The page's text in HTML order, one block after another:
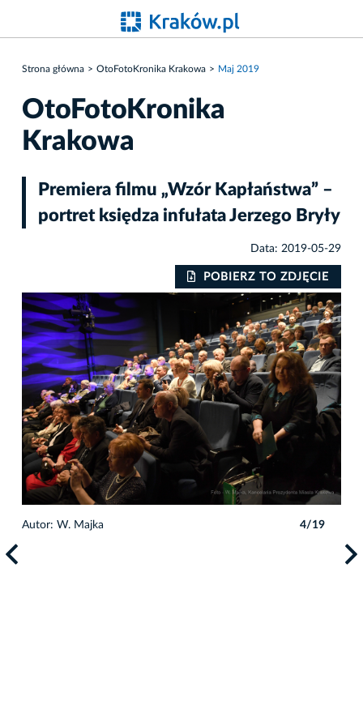
Strona główna OtoFotoKronika Krakowa Maj 2019
OtoFotoKronika
Krakowa
Premiera filmu „Wzór Kapłaństwa” –
portret księdza infułata Jerzego Bryły
Data: 2019-05-29
POBIERZ TO ZDJĘCIE
Autor: W. Majka 4/19